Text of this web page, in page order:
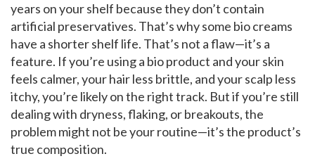
years on your shelf because they don’t contain
artificial preservatives. That’s why some bio creams
have a shorter shelf life. That’s not a flaw—it’s a
feature. If you’re using a bio product and your skin
feels calmer, your hair less brittle, and your scalp less
itchy, you’re likely on the right track. But if you’re still
dealing with dryness, flaking, or breakouts, the
problem might not be your routine—it’s the product’s
true composition.